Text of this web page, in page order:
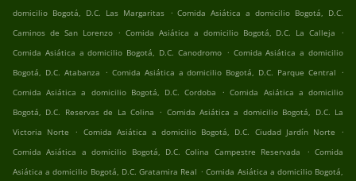
domicilio Bogotá, D.C. Las Margaritas . Comida Asiática a domicilio Bogotá, D.C.
Caminos de San Lorenzo . Comida Asiática a domicilio Bogotá, D.C. La Calleja
.
Comida Asiática a domicilio Bogotá, D.C. Canodromo . Comida Asiática a domicilio
Bogotá, D.C. Atabanza . Comida Asiática a domicilio Bogotá, D.C. Parque Central .
Comida Asiática a domicilio Bogotá, D.C. Cordoba
. Comida Asiática a domicilio
Bogotá, D.C. Reservas de La Colina . Comida Asiática a domicilio Bogotá, D.C. La
Victoria Norte
. Comida Asiática a domicilio Bogotá, D.C. Ciudad Jardín Norte
.
Comida Asiática a domicilio Bogotá, D.C. Colina Campestre Reservada
. Comida
Asiática a domicilio Bogotá, D.C. Gratamira Real . Comida Asiática a domicilio Bogotá,